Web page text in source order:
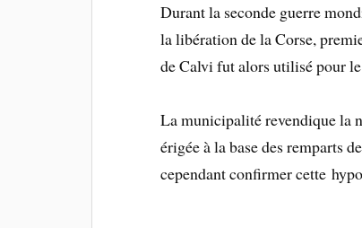
Durant la seconde guerre
la libération de la Corse,
de Calvi fut alors utilisé pour
La municipalité revendique la
érigée à la base des remparts
cependant confirmer cette